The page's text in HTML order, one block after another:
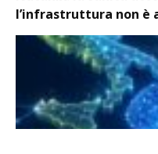
l’infrastruttura non è